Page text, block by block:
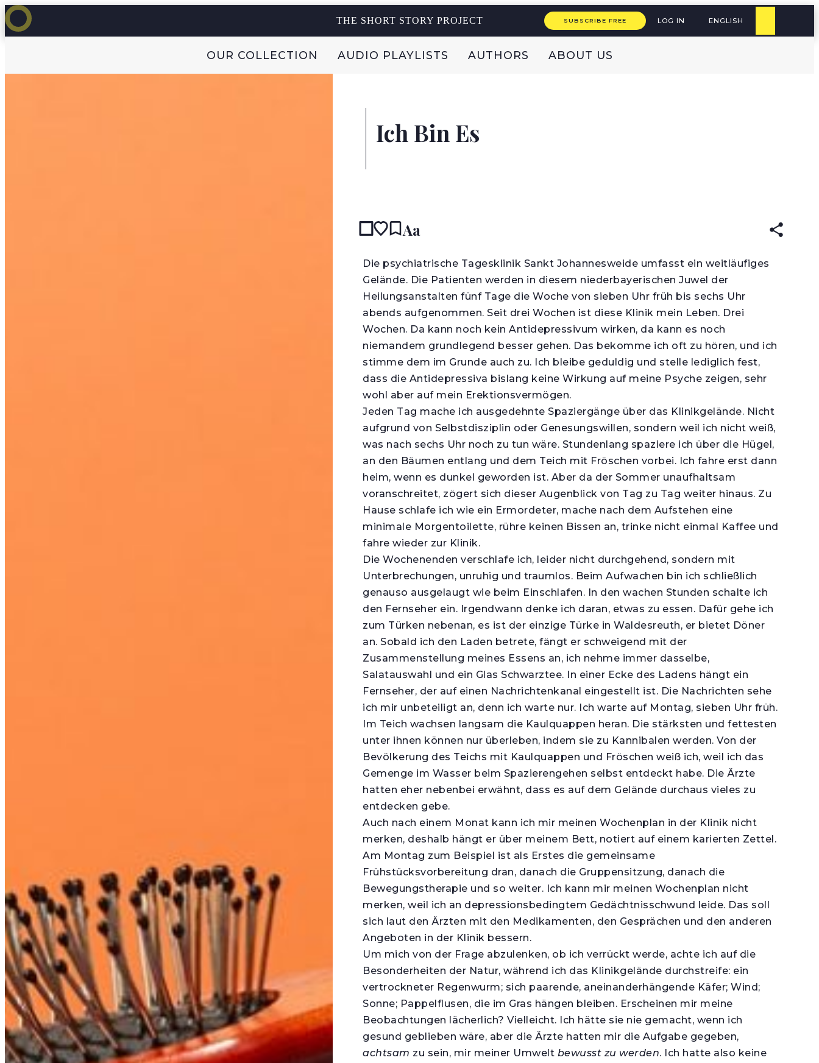
THE SHORT STORY PROJECT SUBSCRIBE FREE LOG IN ENGLISH
OUR COLLECTION AUDIO PLAYLISTS AUTHORS ABOUT US
Ich Bin Es
Aa
Die psychiatrische Tagesklinik Sankt Johannesweide umfasst ein weitläufiges
Gelände. Die Patienten werden in diesem niederbayerischen Juwel der
Heilungsanstalten fünf Tage die Woche von sieben Uhr früh bis sechs Uhr
abends aufgenommen. Seit drei Wochen ist diese Klinik mein Leben. Drei
Wochen. Da kann noch kein Antidepressivum wirken, da kann es noch
niemandem grundlegend besser gehen. Das bekomme ich oft zu hören, und ich
stimme dem im Grunde auch zu. Ich bleibe geduldig und stelle lediglich fest,
dass die Antidepressiva bislang keine Wirkung auf meine Psyche zeigen, sehr
wohl aber auf mein Erektionsvermögen.
Jeden Tag mache ich ausgedehnte Spaziergänge über das Klinikgelände. Nicht
aufgrund von Selbstdisziplin oder Genesungswillen, sondern weil ich nicht weiß,
was nach sechs Uhr noch zu tun wäre. Stundenlang spaziere ich über die Hügel,
an den Bäumen entlang und dem Teich mit Fröschen vorbei. Ich fahre erst dann
heim, wenn es dunkel geworden ist. Aber da der Sommer unaufhaltsam
voranschreitet, zögert sich dieser Augenblick von Tag zu Tag weiter hinaus. Zu
Hause schlafe ich wie ein Ermordeter, mache nach dem Aufstehen eine
minimale Morgentoilette, rühre keinen Bissen an, trinke nicht einmal Kaffee und
fahre wieder zur Klinik.
Die Wochenenden verschlafe ich, leider nicht durchgehend, sondern mit
Unterbrechungen, unruhig und traumlos. Beim Aufwachen bin ich schließlich
genauso ausgelaugt wie beim Einschlafen. In den wachen Stunden schalte ich
den Fernseher ein. Irgendwann denke ich daran, etwas zu essen. Dafür gehe ich
zum Türken nebenan, es ist der einzige Türke in Waldesreuth, er bietet Döner
an. Sobald ich den Laden betrete, fängt er schweigend mit der
Zusammenstellung meines Essens an, ich nehme immer dasselbe,
Salatauswahl und ein Glas Schwarztee. In einer Ecke des Ladens hängt ein
Fernseher, der auf einen Nachrichtenkanal eingestellt ist. Die Nachrichten sehe
ich mir unbeteiligt an, denn ich warte nur. Ich warte auf Montag, sieben Uhr früh.
Im Teich wachsen langsam die Kaulquappen heran. Die stärksten und fettesten
unter ihnen können nur überleben, indem sie zu Kannibalen werden. Von der
Bevölkerung des Teichs mit Kaulquappen und Fröschen weiß ich, weil ich das
Gemenge im Wasser beim Spazierengehen selbst entdeckt habe. Die Ärzte
hatten eher nebenbei erwähnt, dass es auf dem Gelände durchaus vieles zu
entdecken gebe.
Auch nach einem Monat kann ich mir meinen Wochenplan in der Klinik nicht
merken, deshalb hängt er über meinem Bett, notiert auf einem karierten Zettel.
Am Montag zum Beispiel ist als Erstes die gemeinsame
Frühstücksvorbereitung dran, danach die Gruppensitzung, danach die
Bewegungstherapie und so weiter. Ich kann mir meinen Wochenplan nicht
merken, weil ich an depressionsbedingtem Gedächtnisschwund leide. Das soll
sich laut den Ärzten mit den Medikamenten, den Gesprächen und den anderen
Angeboten in der Klinik bessern.
Um mich von der Frage abzulenken, ob ich verrückt werde, achte ich auf die
Besonderheiten der Natur, während ich das Klinikgelände durchstreife: ein
vertrockneter Regenwurm; sich paarende, aneinanderhängende Käfer; Wind;
Sonne; Pappelflusen, die im Gras hängen bleiben. Erscheinen mir meine
Beobachtungen lächerlich? Vielleicht. Ich hätte sie nie gemacht, wenn ich
gesund geblieben wäre, aber die Ärzte hatten mir die Aufgabe gegeben,
achtsam zu sein, mir meiner Umwelt bewusst zu werden. Ich hatte also keine